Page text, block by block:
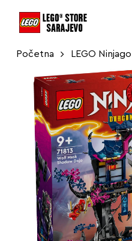
Početna LEGO Ninjago